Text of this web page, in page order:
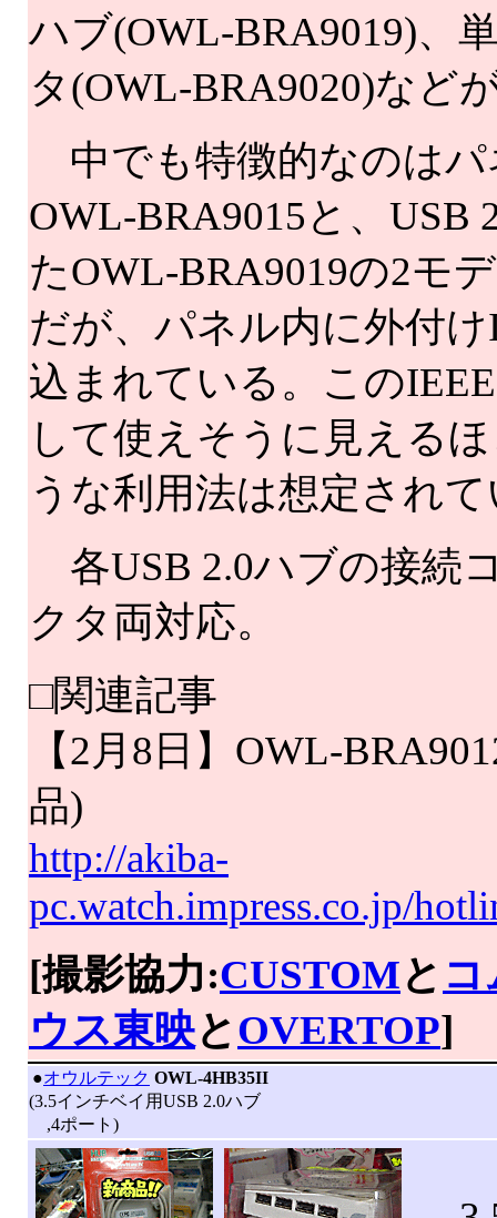
ハブ(OWL-BRA9019)、
タ(OWL-BRA9020)など
中でも特徴的なのはパ
OWL-BRA9015と、USB
たOWL-BRA9019の2モ
だが、パネル内に外付
込まれている。この
して使えそうに見える
うな利用法は想定され
各USB 2.0ハブの接続
クタ両対応。
□関連記事
【2月8日】OWL-
品)
http://akiba-
pc.watch.impress.co.jp/
[撮影協力:CUSTOMと
ウス東映とOVERTOP]
●オウルテック OWL-4HB35II
(3.5インチベイ用USB 2.0ハブ
,4ポート)